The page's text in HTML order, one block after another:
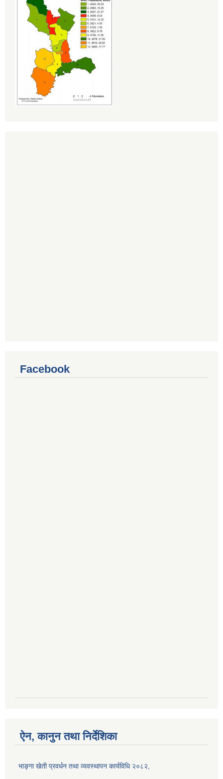
Facebook
ऐन, कानुन तथा निर्देशिका
भाङ्गा खेती प्रवर्धन तथा व्यवस्थापन कार्यविधि २०८२,